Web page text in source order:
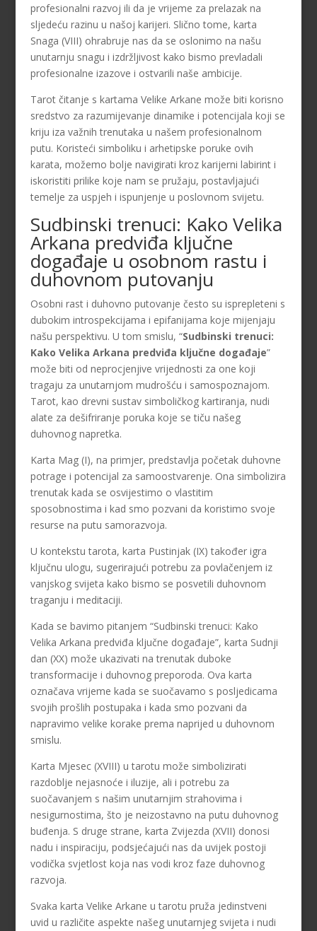
profesionalni razvoj ili da je vrijeme za prelazak na
sljedeću razinu u našoj karijeri. Slično tome, karta
Snaga (VIII) ohrabruje nas da se oslonimo na našu
unutarnju snagu i izdržljivost kako bismo prevladali
profesionalne izazove i ostvarili naše ambicije.
Tarot čitanje s kartama Velike Arkane može biti korisno
sredstvo za razumijevanje dinamike i potencijala koji se
kriju iza važnih trenutaka u našem profesionalnom
putu. Koristeći simboliku i arhetipske poruke ovih
karata, možemo bolje navigirati kroz karijerni labirint i
iskoristiti prilike koje nam se pružaju, postavljajući
temelje za uspjeh i ispunjenje u poslovnom svijetu.
Sudbinski trenuci: Kako Velika
Arkana predviđa ključne
događaje u osobnom rastu i
duhovnom putovanju
Osobni rast i duhovno putovanje često su isprepleteni s
dubokim introspekcijama i epifanijama koje mijenjaju
našu perspektivu. U tom smislu, “Sudbinski trenuci:
Kako Velika Arkana predviđa ključne događaje”
može biti od neprocjenjive vrijednosti za one koji
tragaju za unutarnjom mudrošću i samospoznajom.
Tarot, kao drevni sustav simboličkog kartiranja, nudi
alate za dešifriranje poruka koje se tiču našeg
duhovnog napretka.
Karta Mag (I), na primjer, predstavlja početak duhovne
potrage i potencijal za samoostvarenje. Ona simbolizira
trenutak kada se osvijestimo o vlastitim
sposobnostima i kad smo pozvani da koristimo svoje
resurse na putu samorazvoja.
U kontekstu tarota, karta Pustinjak (IX) također igra
ključnu ulogu, sugerirajući potrebu za povlačenjem iz
vanjskog svijeta kako bismo se posvetili duhovnom
traganju i meditaciji.
Kada se bavimo pitanjem “Sudbinski trenuci: Kako
Velika Arkana predviđa ključne događaje”, karta Sudnji
dan (XX) može ukazivati na trenutak duboke
transformacije i duhovnog preporoda. Ova karta
označava vrijeme kada se suočavamo s posljedicama
svojih prošlih postupaka i kada smo pozvani da
napravimo velike korake prema naprijed u duhovnom
smislu.
Karta Mjesec (XVIII) u tarotu može simbolizirati
razdoblje nejasnoće i iluzije, ali i potrebu za
suočavanjem s našim unutarnjim strahovima i
nesigurnostima, što je neizostavno na putu duhovnog
buđenja. S druge strane, karta Zvijezda (XVII) donosi
nadu i inspiraciju, podsjećajući nas da uvijek postoji
vodička svjetlost koja nas vodi kroz faze duhovnog
razvoja.
Svaka karta Velike Arkane u tarotu pruža jedinstveni
uvid u različite aspekte našeg unutarnjeg svijeta i nudi